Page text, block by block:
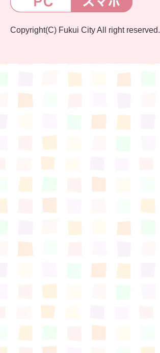
Copyright(C) Fukui City All right reserved.